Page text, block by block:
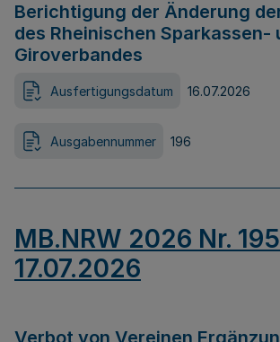
Berichtigung der Änderung
des Rheinischen Sparkassen-
Giroverbandes
Ausfertigungsdatum 16.07.2026
Ausgabennummer 196
MB.NRW 2026 Nr.
17.07.2026
Verbot von Vereinen